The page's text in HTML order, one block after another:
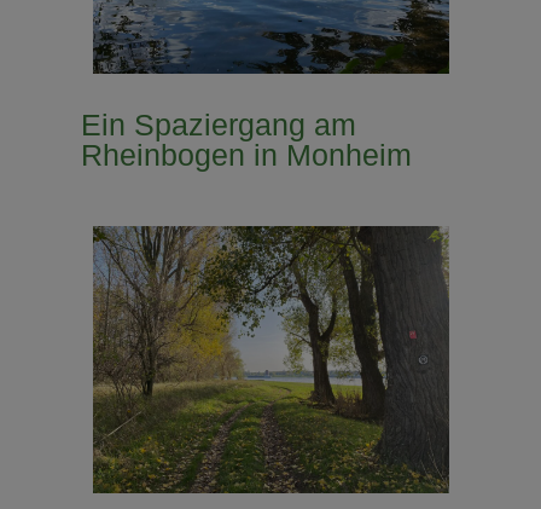
Ein Spaziergang am
Rheinbogen in Monheim